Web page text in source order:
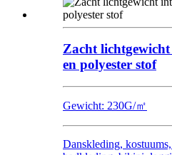
Zacht lichtgewicht
en polyester stof
Gewicht: 230G/㎡
Danskleding,